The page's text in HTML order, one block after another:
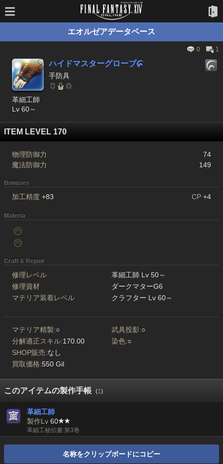
エオルゼアデータベース
0 1
ハイドマスターグローブ
手防具
革細工師
Lv 60～
ITEM LEVEL 170
物理防御力
74
魔法防御力
149
Bonuses
加工精度 +83 CP +4
Materia
Craft & Repair
修理レベル
革細工師 Lv 50～
修理資材
ダークマターG6
マテリア装着レベル
クラフター Lv 60～
マテリア精製:○ 武具投影:○
分解適正スキル:170.00 染色:○
SHOP販売:なし
買取価格:550 Gil
このアイテムの製作手帳 (1)
革細工師
製作Lv 60
革細工秘伝書:第3巻
名称をクリップボードにコピー